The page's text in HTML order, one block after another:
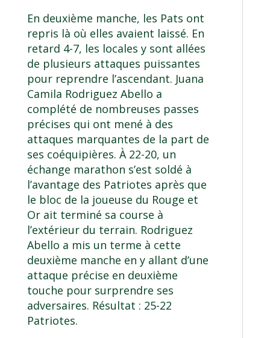
En deuxième manche, les Pats ont
repris là où elles avaient laissé. En
retard 4-7, les locales y sont allées
de plusieurs attaques puissantes
pour reprendre l’ascendant. Juana
Camila Rodriguez Abello a
complété de nombreuses passes
précises qui ont mené à des
attaques marquantes de la part de
ses coéquipières. À 22-20, un
échange marathon s’est soldé à
l’avantage des Patriotes après que
le bloc de la joueuse du Rouge et
Or ait terminé sa course à
l’extérieur du terrain. Rodriguez
Abello a mis un terme à cette
deuxième manche en y allant d’une
attaque précise en deuxième
touche pour surprendre ses
adversaires. Résultat : 25-22
Patriotes.